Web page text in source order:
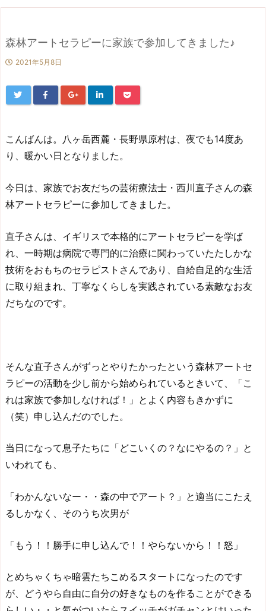
森林アートセラピーに家族で参加してきました♪
2021年5月8日
こんばんは。八ヶ岳西麓・長野県原村は、夜でも14度あ
り、暖かい日となりました。
今日は、家族でお友だちの芸術療法士・西川直子さんの森
林アートセラピーに参加してきました。
直子さんは、イギリスで本格的にアートセラピーを学ば
れ、一時期は病院で専門的に治療に関わっていたたしかな
技術をおもちのセラピストさんであり、自給自足的な生活
に取り組まれ、丁寧なくらしを実践されている素敵なお友
だちなのです。
そんな直子さんがずっとやりたかったという森林アートセ
ラピーの活動を少し前から始められているときいて、「こ
れは家族で参加しなければ！」とよく内容もきかずに
（笑）申し込んだのでした。
当日になって息子たちに「どこいくの？なにやるの？」と
いわれても、
「わかんないなー・・森の中でアート？」と適当にこたえ
るしかなく、そのうち次男が
「もう！！勝手に申し込んで！！やらないから！！怒」
とめちゃくちゃ暗雲たちこめるスタートになったのです
が、どうやら自由に自分の好きなものを作ることができる